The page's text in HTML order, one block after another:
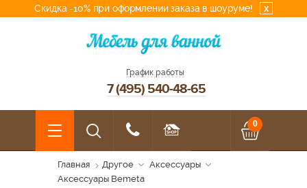
Скидка -10% при оформлении заказа в шоуруме! x
График работы
7 (495) 540-48-65
0
Главная Другое
Аксессуары
Аксессуары Bemeta